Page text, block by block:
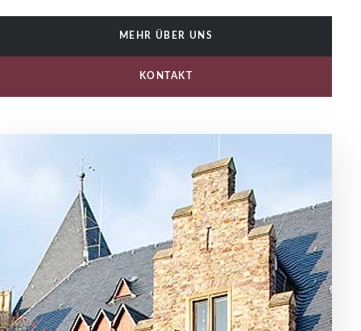
MEHR ÜBER UNS
KONTAKT